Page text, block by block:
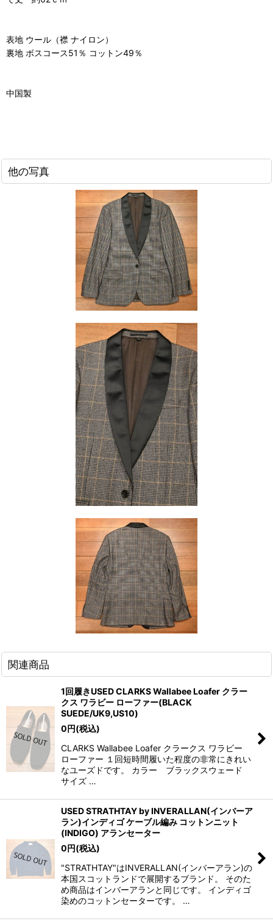
表地 ウール（襟 ナイロン）
裏地 ボスコース51％ コットン49％
中国製
他の写真
関連商品
1回履きUSED CLARKS Wallabee Loafer クラー
クス ワラビー ローファー(BLACK
SUEDE/UK9,US10)
0円(税込)
CLARKS Wallabee Loafer クラークス ワラビー
ローファー １回短時間履いた程度の非常にきれい
なユーズドです。 カラー ブラックスウェード
サイズ …
USED STRATHTAY by INVERALLAN(インバーア
ラン)インディゴ ケーブル編み コットンニット
(INDIGO) アランセーター
0円(税込)
"STRATHTAY"はINVERALLAN(インバーアラン)の
本国スコットランドで展開するブランド。 そのた
め商品はインバーアランと同じです。 インディゴ
染めのコットンセーターです。 …